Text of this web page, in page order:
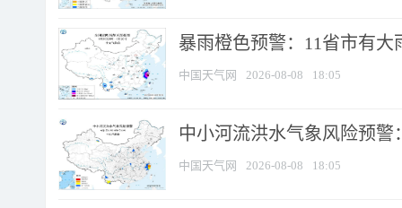
暴雨橙色预警：11省市有
中国天气网 2026-08-08 18:05
中小河流洪水气象风险预
中国天气网 2026-08-08 18:05